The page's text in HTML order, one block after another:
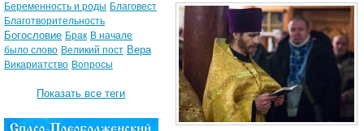
Беременность и роды Благовест
Благотворительность
Богословие Брак В начале
было слово Великий пост Вера
Викариатство Вопросы
Показать все теги